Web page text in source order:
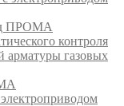
ПРОМА
контроля
арматуры газовых